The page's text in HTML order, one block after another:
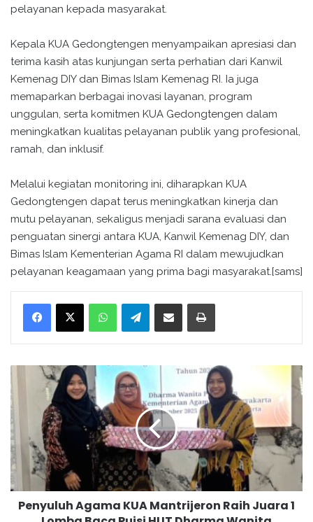
pelayanan kepada masyarakat.
Kepala KUA Gedongtengen menyampaikan apresiasi dan
terima kasih atas kunjungan serta perhatian dari Kanwil
Kemenag DIY dan Bimas Islam Kemenag RI. Ia juga
memaparkan berbagai inovasi layanan, program
unggulan, serta komitmen KUA Gedongtengen dalam
meningkatkan kualitas pelayanan publik yang profesional,
ramah, dan inklusif.
Melalui kegiatan monitoring ini, diharapkan KUA
Gedongtengen dapat terus meningkatkan kinerja dan
mutu pelayanan, sekaligus menjadi sarana evaluasi dan
penguatan sinergi antara KUA, Kanwil Kemenag DIY, dan
Bimas Islam Kementerian Agama RI dalam mewujudkan
pelayanan keagamaan yang prima bagi masyarakat.[sams]
WhatsApp Telegram
e
n
y
u
l
u
h
A
Penyuluh Agama KUA Mantrijeron Raih Juara 1